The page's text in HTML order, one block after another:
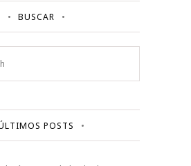
BUSCAR
POSTS